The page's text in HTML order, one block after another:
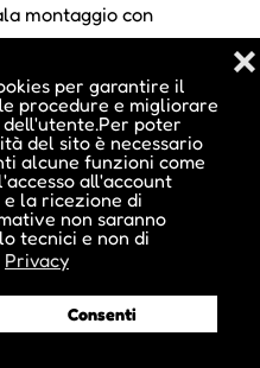
per garantire il
procedure e migliorare
poter
del sito è necessario
alcune funzioni come
all'account
la ricezione di
non saranno
tecnici e non di
Privacy
Consenti
❌
montaggio con
culturali e artisti.
23.842
di educazione